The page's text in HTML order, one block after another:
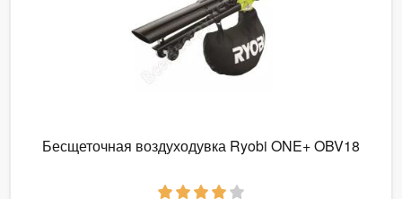
Бесщеточная воздуходувка Ryobi ONE+ OBV18